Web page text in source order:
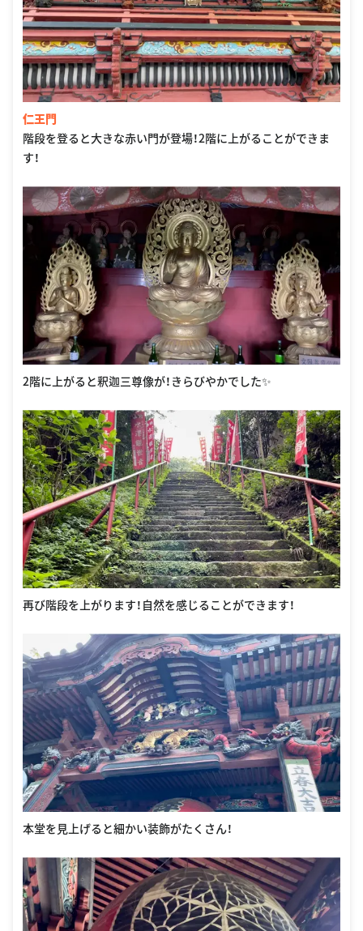
仁王門
階段を登ると大きな赤い門が登場！2階に上がることができま
す！
2階に上がると釈迦三尊像が！きらびやかでした✨
再び階段を上がります！自然を感じることができます！
本堂を見上げると細かい装飾がたくさん！